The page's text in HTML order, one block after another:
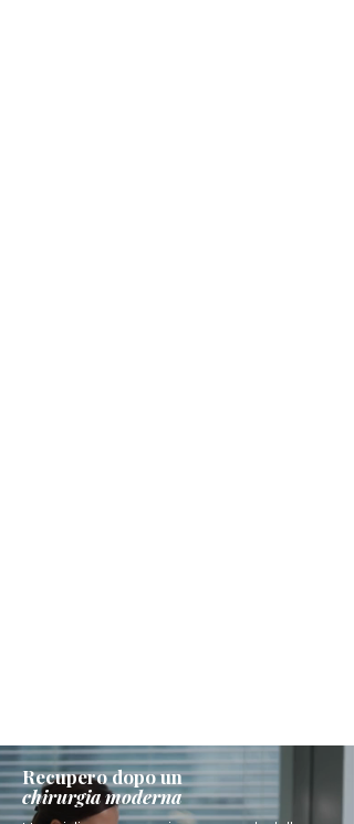
Recupero dopo un
chirurgia moderna